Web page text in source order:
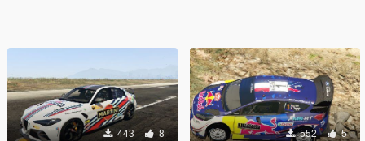
443 8 552 5